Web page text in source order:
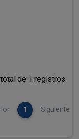
de 1 registros
1 Siguiente